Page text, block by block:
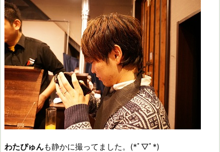
わたぴゅんも静かに撮ってました。(*ﾟ▽ﾟ*)